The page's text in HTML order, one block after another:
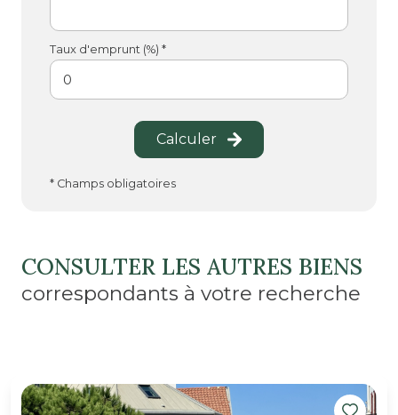
Taux d'emprunt (%) *
Calculer
* Champs obligatoires
CONSULTER LES AUTRES BIENS
correspondants à votre recherche